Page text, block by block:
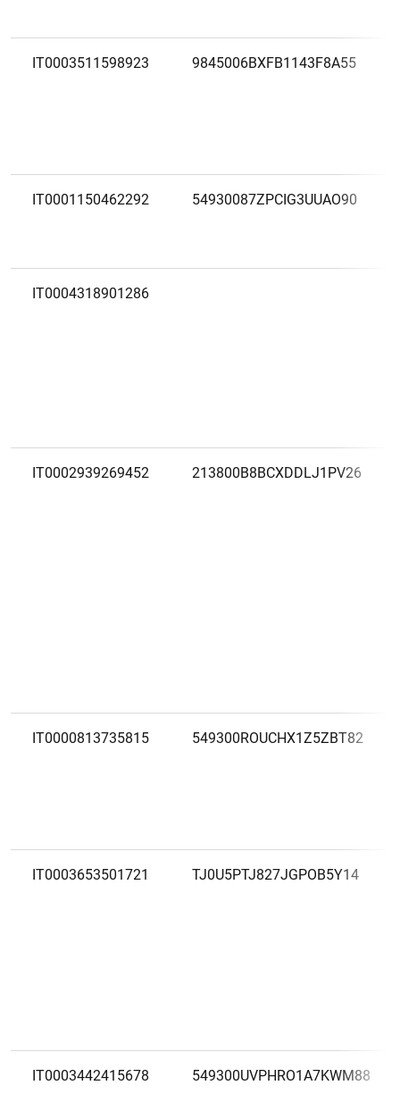
IT0003511598923 9845006BXFB1143F8A55
IT0001150462292 54930087ZPCIG3UUAO90
IT0004318901286
IT0002939269452 213800B8BCXDDLJ1PV26
IT0000813735815 549300ROUCHX1Z5ZBT82
IT0003653501721 TJ0U5PTJ827JGPOB5Y14
IT0003442415678 549300UVPHRO1A7KWM88